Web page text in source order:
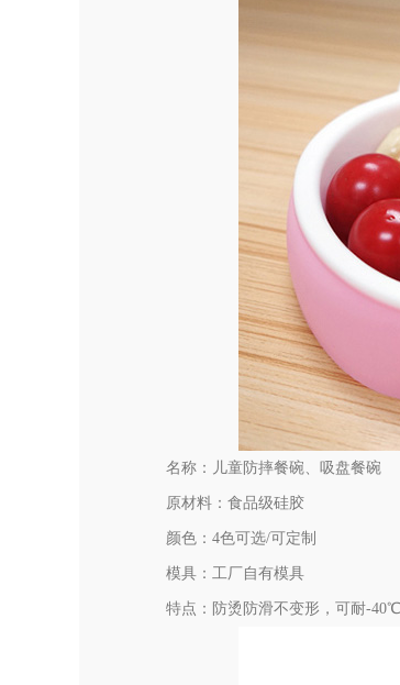
名称：儿童防摔餐碗、吸盘餐碗
原材料：食品级硅胶
颜色：4色可选/可定制
模具：工厂自有模具
特点：防烫防滑不变形，可耐-